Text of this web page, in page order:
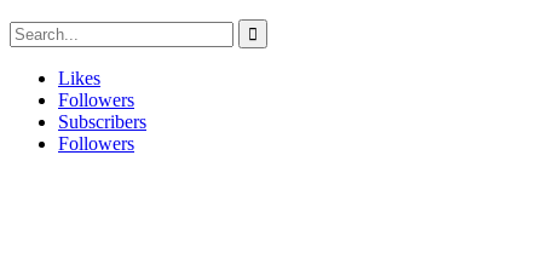
Likes
Followers
Subscribers
Followers